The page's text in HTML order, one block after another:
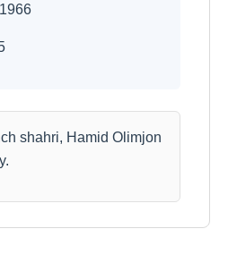
shahri, Hamid Olimjon